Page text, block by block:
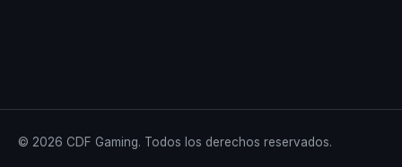
© 2026 CDF Gaming. Todos los derechos reservados.